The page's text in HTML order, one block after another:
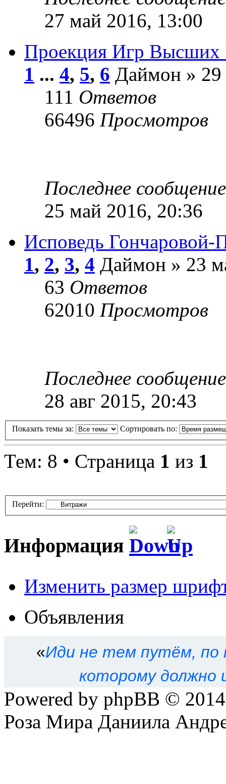
27 май 2016, 13:00
Проекция Игр
1 ... 4, 5, 6 Даймон » 29
111 Ответов
66496 Просмотров
Последнее
25 май 2016, 20:36
Исповедь
1, 2, 3, 4 Даймон » 23
63 Ответов
62010 Просмотров
Последнее
28 авг 2015, 20:43
Показать темы за: Сортировать по:
Тем: 8 • Страница 1 из 1
Перейти:
Информация
Кто сейчас на форуме
Сейчас этот форум
зарегистрированных
Права доступа к
Выне можетеначинать
Выне можетеотвечать
Изменить размер
Объявления
«Иди не тем путём, по
которому должно
Powered by phpBB ©
Роза Мира Даниила